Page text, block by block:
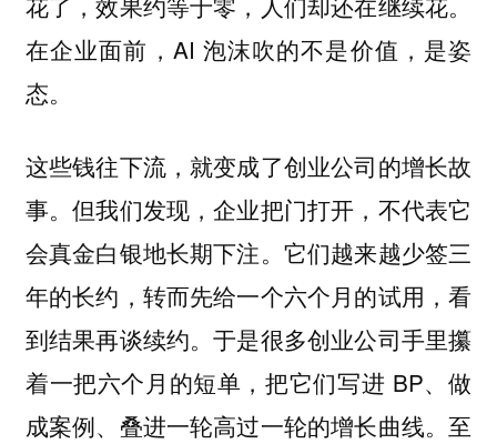
在企业面前，AI 泡沫吹的不是价值，是姿
态。
这些钱往下流，就变成了创业公司的增长故
事。但我们发现，企业把门打开，不代表它
会真金白银地长期下注。它们越来越少签三
年的长约，转而先给一个六个月的试用 ，看
到结果再谈续约。于是很多创业公司手里攥
着一把六个月的短单，把它们写进 BP、做
成案例、叠进一轮高过一轮的增长曲线。至